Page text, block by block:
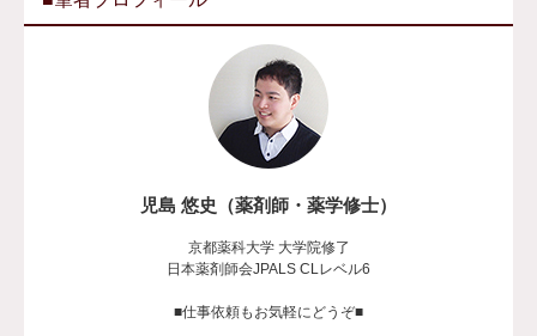
児島 悠史（薬剤師・薬学修士）
京都薬科大学 大学院修了
日本薬剤師会JPALS CLレベル6
■仕事依頼もお気軽にどうぞ■